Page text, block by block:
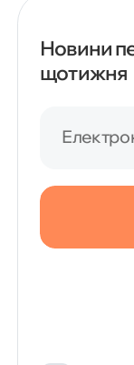
Новини
щотижня